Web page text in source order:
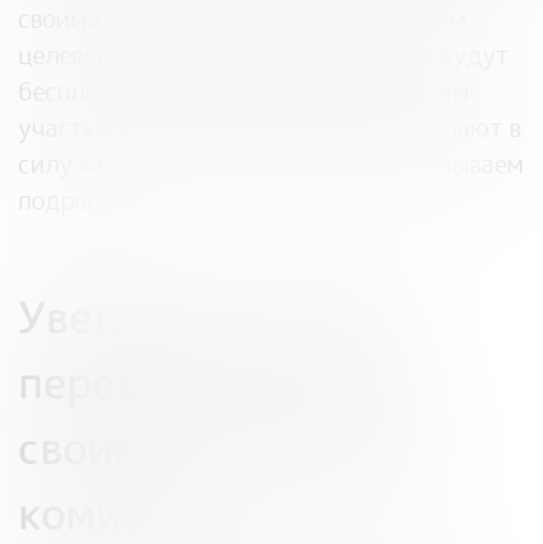
своими счетами увеличится, механизм
целевого обучения изменится, а газ будут
бесплатно подводить к садоводческим
участкам – эти и другие законы вступают в
силу в мае. Об этом и другом рассказываем
подробнее.
Увеличится лимит
переводов между
своими счетами без
комиссии